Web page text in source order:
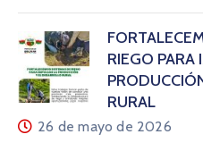
RIEGO PARA
RURAL
26 de mayo de 2026